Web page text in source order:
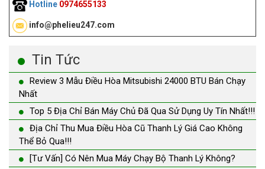
Hotline 0974655133
info@phelieu247.com
Tin Tức
Review 3 Mẫu Điều Hòa Mitsubishi 24000 BTU Bán Chạy
Nhất
Top 5 Địa Chỉ Bán Máy Chủ Đã Qua Sử Dụng Uy Tín Nhất!!!
Địa Chỉ Thu Mua Điều Hòa Cũ Thanh Lý Giá Cao Không
Thể Bỏ Qua!!!
[Tư Vấn] Có Nên Mua Máy Chạy Bộ Thanh Lý Không?